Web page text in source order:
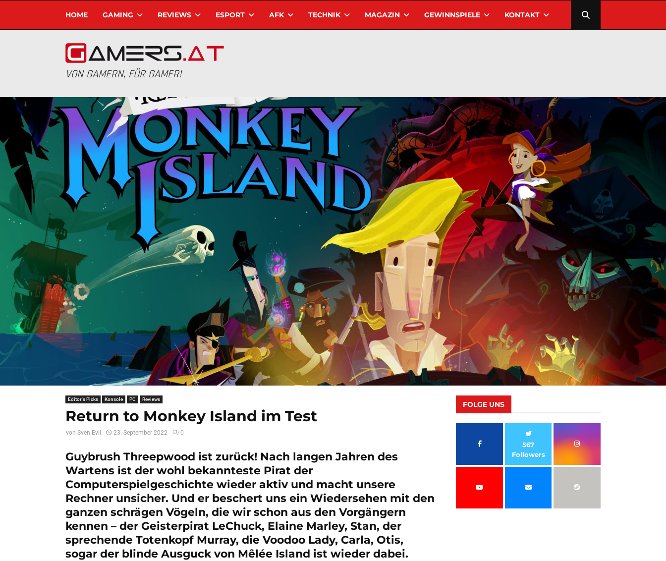
HOME GAMING REVIEWS ESPORT AFK TECHNIK MAGAZIN GEWINNSPIELE KONTAKT
VON GAMERN, FÜR GAMER!
Editor's Picks Konsole PC Reviews
Return to Monkey Island im Test
von Sven Evil 23. September 2022 0
Guybrush Threepwood ist zurück! Nach langen Jahren des
Wartens ist der wohl bekannteste Pirat der
Computerspielgeschichte wieder aktiv und macht unsere
Rechner unsicher. Und er beschert uns ein Wiedersehen mit den
ganzen schrägen Vögeln, die wir schon aus den Vorgängern
kennen – der Geisterpirat LeChuck, Elaine Marley, Stan, der
sprechende Totenkopf Murray, die Voodoo Lady, Carla, Otis,
sogar der blinde Ausguck von Mêlée Island ist wieder dabei.
FOLGE UNS
567
Followers